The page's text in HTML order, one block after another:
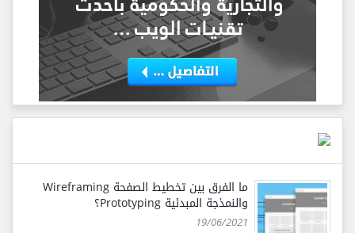
ما الفرق بين تخطيط الصفحة Wireframing
والنمذجة المبدئية Prototyping؟
19/06/2021